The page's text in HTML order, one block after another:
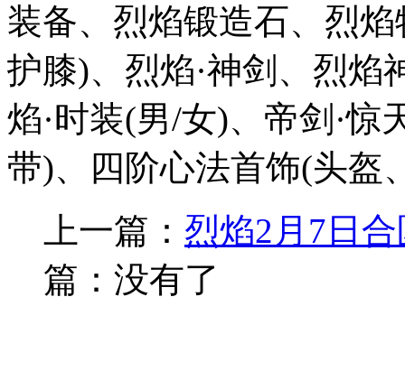
装备、烈焰锻造石、烈
护膝)、烈焰·神剑、烈焰
焰·时装(男/女)、帝剑·
带)、四阶心法首饰(头盔
上一篇： 烈焰2月7日
篇：没有了